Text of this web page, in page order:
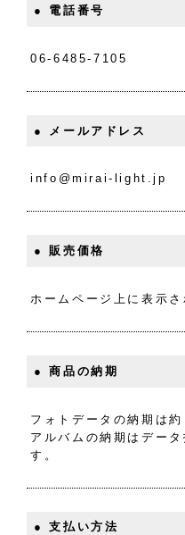
● 電話番号
06-6485-7105
● メールアドレス
info@mirai-light.jp
● 販売価格
ホームページ上に表示
● 商品の納期
フォトデータの納期は
アルバムの納期はデー
す。
● 支払い方法